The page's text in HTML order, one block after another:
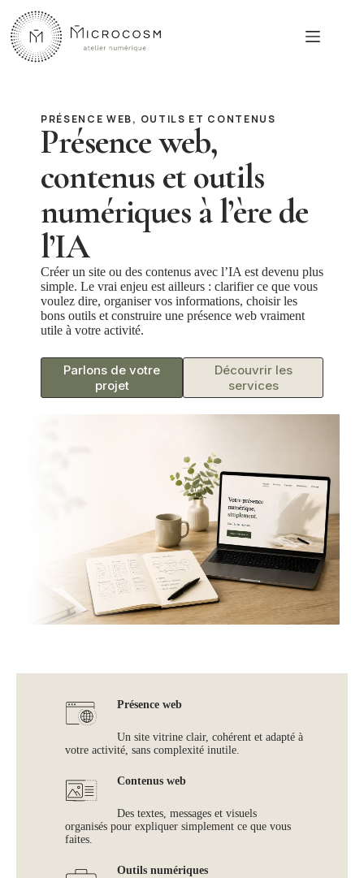
contenu
PRÉSENCE WEB, OUTILS ET CONTENUS
Présence web,
contenus et outils
numériques à l’ère de
l’IA
Créer un site ou des contenus avec l’IA est devenu plus
simple. Le vrai enjeu est ailleurs : clarifier ce que vous
voulez dire, organiser vos informations, choisir les
bons outils et construire une présence web vraiment
utile à votre activité.
Parlons de votre
projet
Découvrir les
services
Présence web
Un site vitrine clair, cohérent et adapté à
votre activité, sans complexité inutile.
Contenus web
Des textes, messages et visuels
organisés pour expliquer simplement ce que vous
faites.
Outils numériques